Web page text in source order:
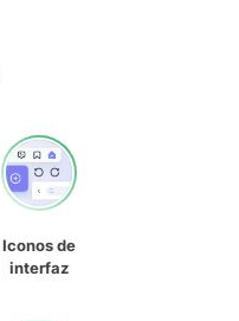
Iconos de
interfaz